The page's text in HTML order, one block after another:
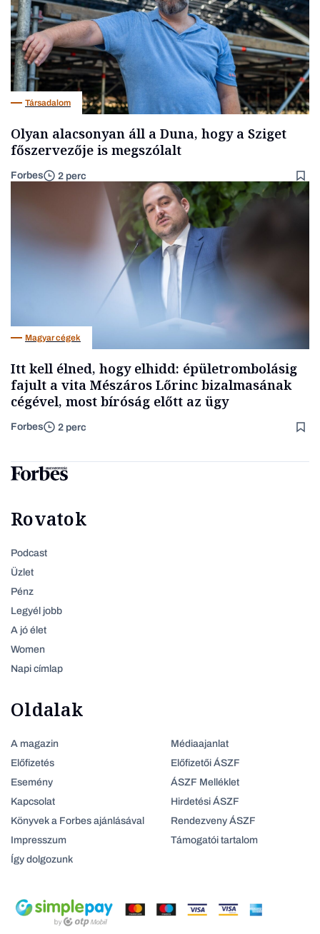
Társadalom
Olyan alacsonyan áll a Duna, hogy a Sziget
főszervezője is megszólalt
Forbes 2 perc
Magyar cégek
Itt kell élned, hogy elhidd: épületrombolásig
fajult a vita Mészáros Lőrinc bizalmasának
cégével, most bíróság előtt az ügy
Forbes 2 perc
Rovatok
Podcast
Üzlet
Pénz
Legyél jobb
A jó élet
Women
Napi címlap
Oldalak
A magazin
Előfizetés
Esemény
Kapcsolat
Könyvek a Forbes ajánlásával
Impresszum
Így dolgozunk
Médiaajanlat
Előfizetői ÁSZF
ÁSZF Melléklet
Hirdetési ÁSZF
Rendezveny ÁSZF
Támogatói tartalom